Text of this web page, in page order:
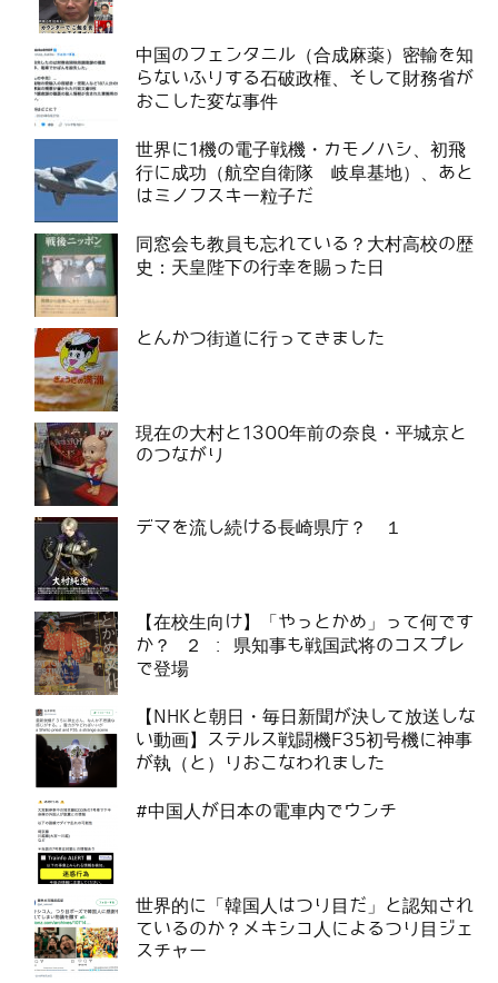
中国のフェンタニル（合成麻薬）密輸を知
らないふりする石破政権、そして財務省が
おこした変な事件
世界に1機の電子戦機・カモノハシ、初飛
行に成功（航空自衛隊 岐阜基地）、あと
はミノフスキー粒子だ
同窓会も教員も忘れている？大村高校の歴
史：天皇陛下の行幸を賜った日
とんかつ街道に行ってきました
現在の大村と1300年前の奈良・平城京と
のつながり
デマを流し続ける長崎県庁？ １
【在校生向け】「やっとかめ」って何です
か？ ２ : 県知事も戦国武将のコスプレ
で登場
【NHKと朝日・毎日新聞が決して放送しな
い動画】ステルス戦闘機F35初号機に神事
が執（と）りおこなわれました
#中国人が日本の電車内でウンチ
世界的に「韓国人はつり目だ」と認知され
ているのか？メキシコ人によるつり目ジェ
スチャー